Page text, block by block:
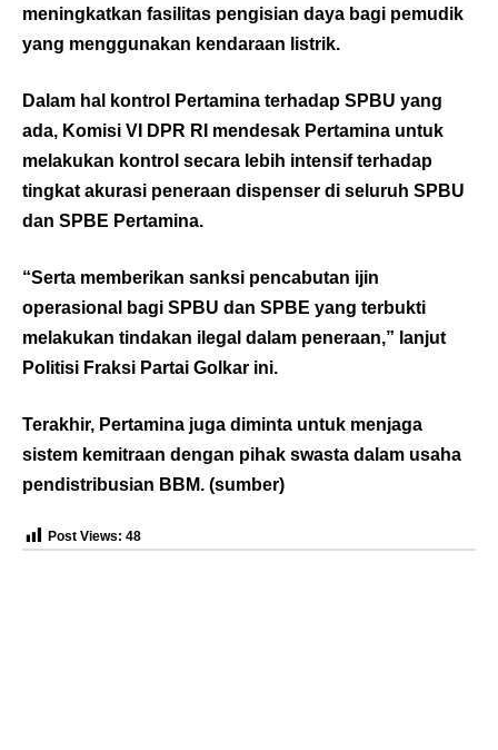
meningkatkan fasilitas pengisian daya bagi pemudik
yang menggunakan kendaraan listrik.
Dalam hal kontrol Pertamina terhadap SPBU yang
ada, Komisi VI DPR RI mendesak Pertamina untuk
melakukan kontrol secara lebih intensif terhadap
tingkat akurasi peneraan dispenser di seluruh SPBU
dan SPBE Pertamina.
“Serta memberikan sanksi pencabutan ijin
operasional bagi SPBU dan SPBE yang terbukti
melakukan tindakan ilegal dalam peneraan,” lanjut
Politisi Fraksi Partai Golkar ini.
Terakhir, Pertamina juga diminta untuk menjaga
sistem kemitraan dengan pihak swasta dalam usaha
pendistribusian BBM. (sumber)
Post Views: 48